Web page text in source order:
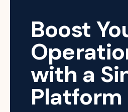
Boost
with a
Platform